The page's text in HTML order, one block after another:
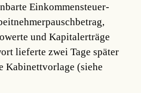
Einkommensteuer-
und Kapitalerträge
lieferte zwei Tage später
Kabinettvorlage (siehe